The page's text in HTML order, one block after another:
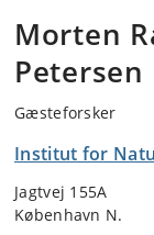
Morten
Petersen
Gæsteforsker
Institut for
Jagtvej 155A
København N.